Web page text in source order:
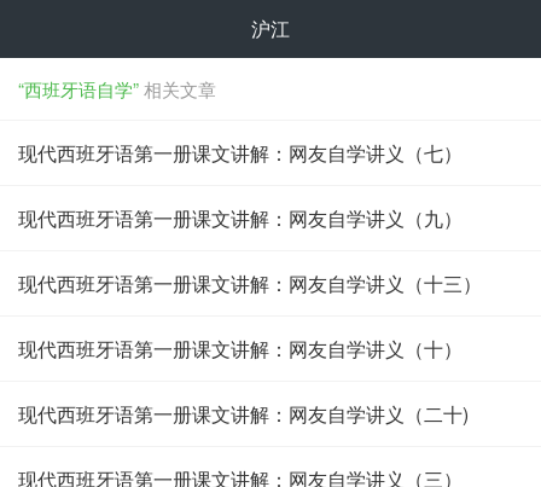
沪江
“西班牙语自学”相关文章
现代西班牙语第一册课文讲解：网友自学讲义（七）
现代西班牙语第一册课文讲解：网友自学讲义（九）
现代西班牙语第一册课文讲解：网友自学讲义（十三）
现代西班牙语第一册课文讲解：网友自学讲义（十）
现代西班牙语第一册课文讲解：网友自学讲义（二十)
现代西班牙语第一册课文讲解：网友自学讲义（三）